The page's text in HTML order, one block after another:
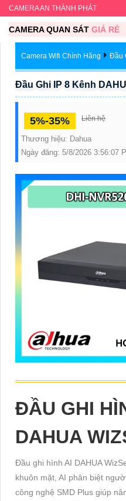
CAMERA AN THÀNH PHÁT
CAMERA QUAN SÁT GIÁ RẺ
Camera Wifi Chính Hãng Đầu
Đầu Ghi IP 8 Kênh
5%-35% Liên hệ
Thương hiệu: Dahua
Ngày đăng: 5/8/2026 3:56:07
ĐẦU GHI
DAHUA
Đầu ghi hình AI DAHUA
khuôn mặt, AI phân biệt
công nghệ SMD Plus giúp